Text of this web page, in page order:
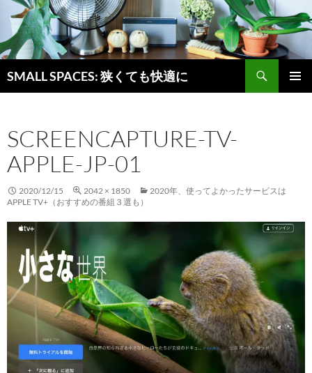
SMALL SPACES: 狭くても快適に
索
ン
ツ
へ
ス
キ
ッ
プ
SCREENCAPTURE-TV-
APPLE-JP-01
2020/12/15 2042 × 1850
2020年、使ってよかったサービスは
APPLE TV+（おすすめの番組３選も）